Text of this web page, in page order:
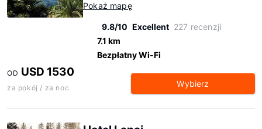
Pokaż mapę
9.8/10 Excellent 227 recenzji
7.1 km
Bezpłatny Wi-Fi
OD USD 1530
za pokój / za noc Wybierz